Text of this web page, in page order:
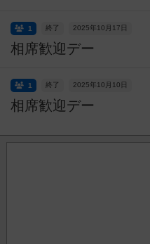
相席歓迎デー
終了 2025年10月17日
1
相席歓迎デー
終了 2025年10月10日
1